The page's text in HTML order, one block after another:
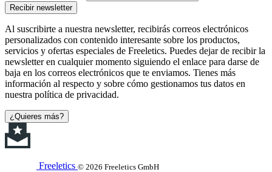
Recibir newsletter
Al suscribirte a nuestra newsletter, recibirás correos electrónicos
personalizados con contenido interesante sobre los productos,
servicios y ofertas especiales de Freeletics. Puedes dejar de recibir la
newsletter en cualquier momento siguiendo el enlace para darse de
baja en los correos electrónicos que te enviamos. Tienes más
información al respecto y sobre cómo gestionamos tus datos en
nuestra política de privacidad.
¿Quieres más?
Freeletics © 2026 Freeletics GmbH